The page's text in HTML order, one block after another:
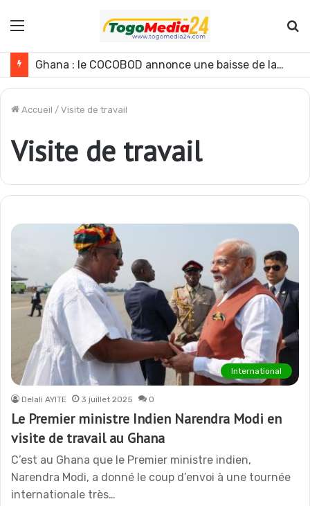
Menu
Le Ghana envisage des réformes politiques
Accueil / Visite de travail
Visite de travail
International
Delali AYITE 3 juillet 2025 0
Le Premier ministre Indien Narendra Modi en
visite de travail au Ghana
C’est au Ghana que le Premier ministre indien,
Narendra Modi, a donné le coup d’envoi à une tournée
internationale très…